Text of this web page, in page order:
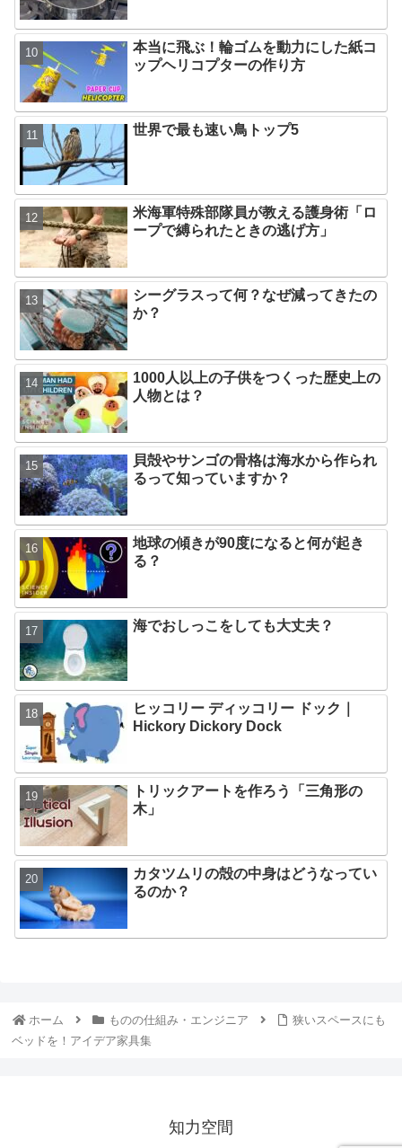
本当に飛ぶ！輪ゴムを動力にした紙コ
ップヘリコプターの作り方
世界で最も速い鳥トップ5
米海軍特殊部隊員が教える護身術「ロ
ープで縛られたときの逃げ方」
シーグラスって何？なぜ減ってきたの
か？
1000人以上の子供をつくった歴史上の
人物とは？
貝殻やサンゴの骨格は海水から作られ
るって知っていますか？
地球の傾きが90度になると何が起き
る？
海でおしっこをしても大丈夫？
ヒッコリー ディッコリー ドック｜
Hickory Dickory Dock
トリックアートを作ろう「三角形の
木」
カタツムリの殻の中身はどうなってい
るのか？
ホーム ものの仕組み・エンジニア
狭いスペースにも
ベッドを！アイデア家具集
知力空間